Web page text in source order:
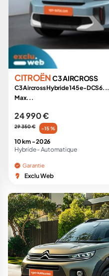
CITROËNC3 AIRCROSS
C3 Aircross Hybride 145 e-DCS6...
Max...
24 990 €
29 350 € -15 %
10 km -2026
Hybride - Automatique
Garantie
Exclu Web